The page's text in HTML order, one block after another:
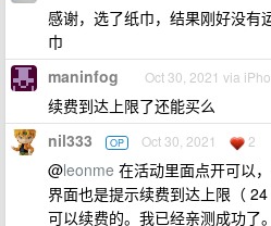
感谢，选了纸巾，结果刚好没有
巾
maninfog Oct 30, 2021 via
续费到达上限了还能买么
nil333 OP Oct 30, 2021 2
@leonme 在活动里面点开可以
界面也是提示续费到达上限（
可以续费的。我已经亲测成功了。